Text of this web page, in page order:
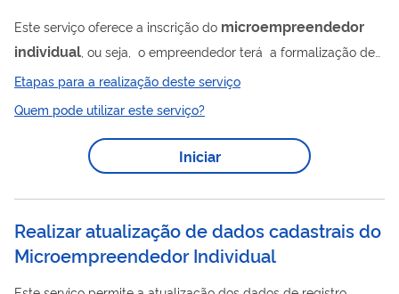
Este serviço oferece a inscrição do microempreendedor
individual , ou seja, o empreendedor terá a formalização de
sua atividade a partir do registro empresarial junto aos órgãos
governamentais para : Obter o CNPJ; Emitir nota fiscal; Vender
para o governo; Acessar serviços bancários específicos; Pagar
tributos simplificados e mais baratos; Contribuir para a
previdência social e ter regime previdenciário próprio.
Etapas para a realização deste serviço
Quem pode utilizar este serviço?
Iniciar
Realizar atualização de dados cadastrais do
Microempreendedor Individual